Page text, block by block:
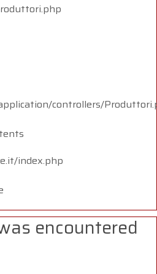
controllers/
index.php
encountered